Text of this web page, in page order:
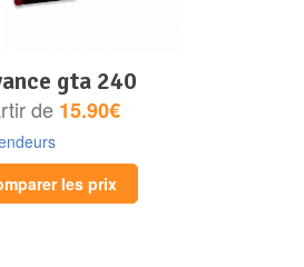
gta 240
de 15.90€
les prix